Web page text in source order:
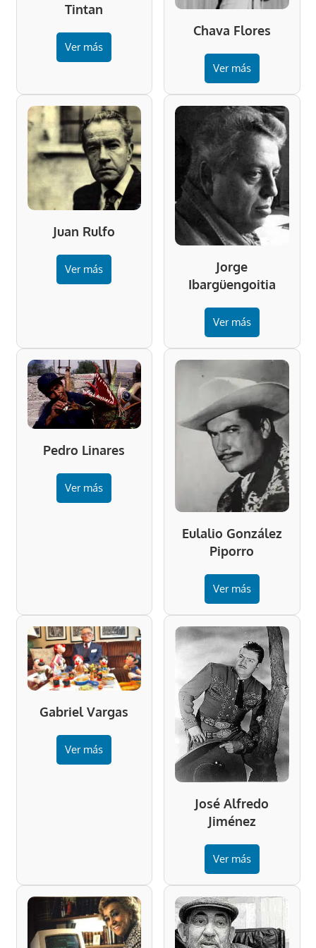
Tintan
Ver más
Chava Flores
Ver más
Juan Rulfo
Ver más
Jorge
Ibargüengoitia
Ver más
Pedro Linares
Ver más
Eulalio González
Piporro
Ver más
Gabriel Vargas
Ver más
José Alfredo
Jiménez
Ver más